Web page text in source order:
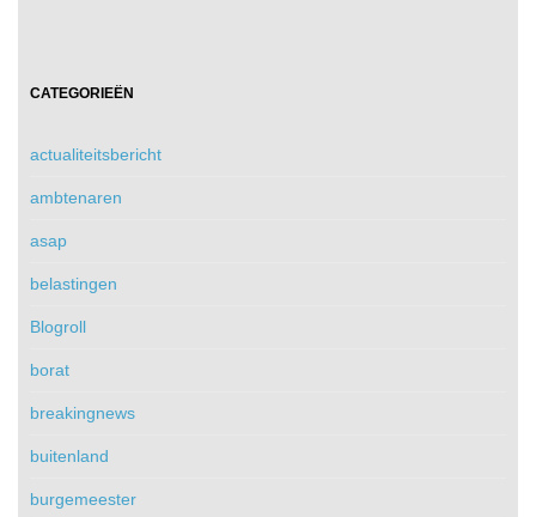
CATEGORIEËN
actualiteitsbericht
ambtenaren
asap
belastingen
Blogroll
borat
breakingnews
buitenland
burgemeester